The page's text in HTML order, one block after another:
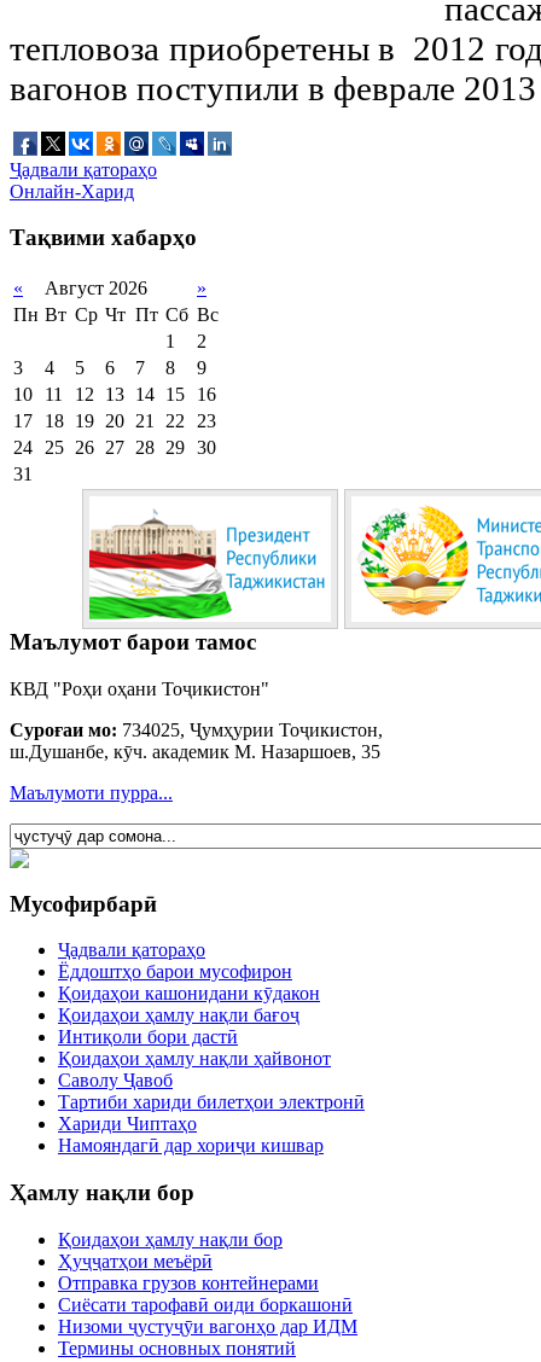
тепловоза приобретены в 2012
вагонов поступили в феврале 2013
Ҷадвали қатораҳо
Онлайн-Харид
Тақвими хабарҳо
« Август 2026
»
Пн Вт Ср Чт Пт Сб Вс
1
2
3
4 5 6 7 8
9
10
11 12 13 14 15
16
17
18 19 20 21 22
23
24
25 26 27 28 29 30
31
Маълумот барои тамос
КВД "Роҳи оҳани Тоҷикистон"
Суроғаи мо: 734025, Ҷумҳурии Тоҷикистон,
ш.Душанбе, кӯч. академик М. Назаршоев, 35
Маълумоти пурра...
Мусофирбарӣ
Ҷадвали қатораҳо
Ёддоштҳо барои мусофирон
Қоидаҳои кашонидани кӯдакон
Қоидаҳои ҳамлу нақли бағоҷ
Интиқоли бори дастӣ
Қоидаҳои ҳамлу нақли ҳайвонот
Саволу Ҷавоб
Тартиби хариди билетҳои электронӣ
Хариди Чиптаҳо
Намояндагӣ дар хориҷи кишвар
Ҳамлу нақли бор
Қоидаҳои ҳамлу нақли бор
Ҳуҷҷатҳои меъёрӣ
Отправка грузов контейнерами
Сиёсати тарофавӣ оиди боркашонӣ
Низоми ҷустуҷӯи вагонҳо дар ИДМ
Термины основных понятий